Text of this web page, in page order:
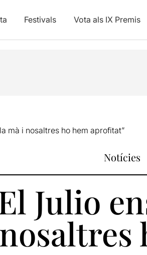
Festivals Vota als IX Premis
mà i nosaltres ho hem aprofitat”
Notícies
Julio